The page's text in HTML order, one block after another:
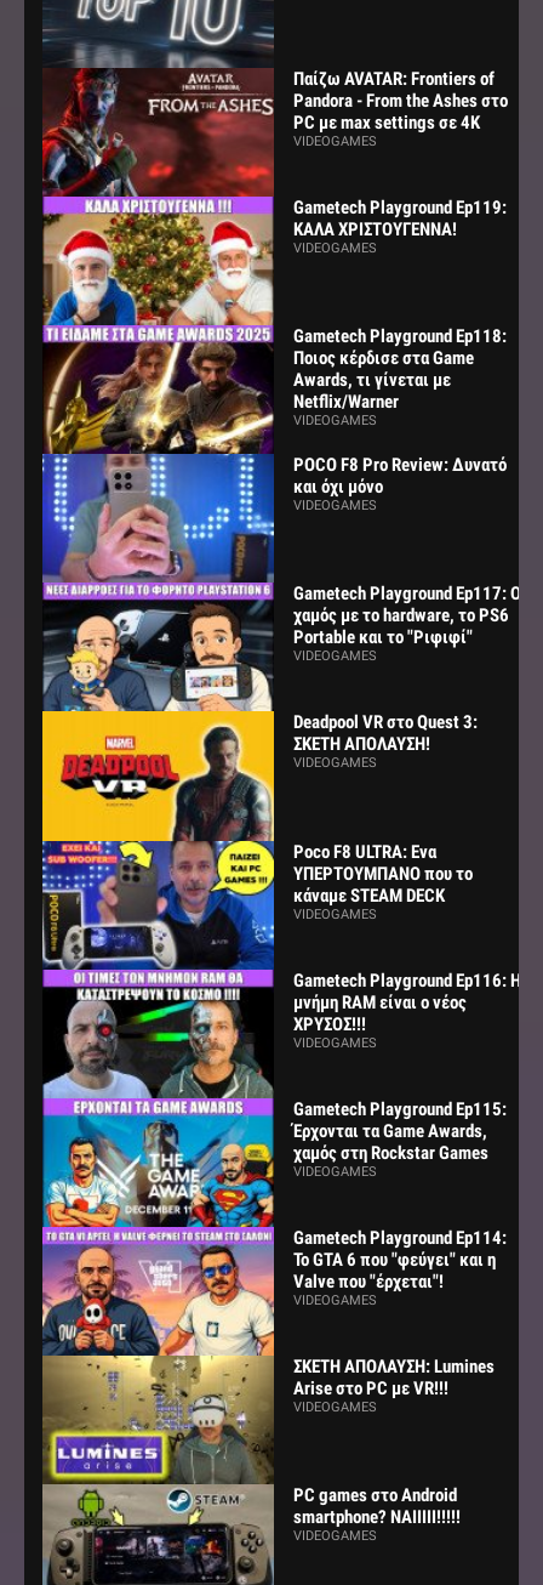
Παίζω AVATAR: Frontiers of
Pandora - From the Ashes στο
PC με max settings σε 4K
VIDEOGAMES
Gametech Playground Ep119:
ΚΑΛΑ ΧΡΙΣΤΟΥΓΕΝΝΑ!
VIDEOGAMES
Gametech Playground Ep118:
Ποιος κέρδισε στα Game
Awards, τι γίνεται με
Netflix/Warner
VIDEOGAMES
POCO F8 Pro Review: Δυνατό
και όχι μόνο
VIDEOGAMES
Gametech Playground Ep117: Ο
χαμός με το hardware, το PS6
Portable και το "Ριφιφί"
VIDEOGAMES
Deadpool VR στο Quest 3:
ΣΚΕΤΗ ΑΠΟΛΑΥΣΗ!
VIDEOGAMES
Poco F8 ULTRA: Ενα
ΥΠΕΡΤΟΥΜΠΑΝΟ που το
κάναμε STEAM DECK
VIDEOGAMES
Gametech Playground Ep116: Η
μνήμη RAM είναι ο νέος
ΧΡΥΣΟΣ!!!
VIDEOGAMES
Gametech Playground Ep115:
Έρχονται τα Game Awards,
χαμός στη Rockstar Games
VIDEOGAMES
Gametech Playground Ep114:
Το GTA 6 που "φεύγει" και η
Valve που "έρχεται"!
VIDEOGAMES
ΣΚΕΤΗ ΑΠΟΛΑΥΣΗ: Lumines
Arise στο PC με VR!!!
VIDEOGAMES
PC games στο Android
smartphone? ΝΑΙΙΙΙΙ!!!!!
VIDEOGAMES